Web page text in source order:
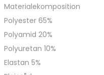
Materialekomposition
Polyester 65%
Polyamid 20%
Polyuretan 10%
Elastan 5%